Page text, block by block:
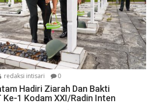
redaksi intisari 0
Hadiri Ziarah Dan Bakti
Ke-1 Kodam XXI/Radin Inten